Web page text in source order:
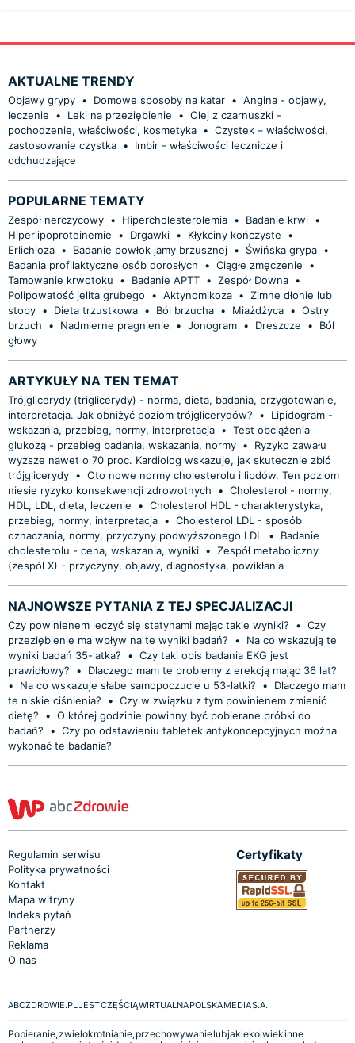
AKTUALNE TRENDY
Objawy grypy • Domowe sposoby na katar • Angina - objawy,
leczenie
• Leki na przeziębienie • Olej z czarnuszki -
pochodzenie, właściwości, kosmetyka • Czystek – właściwości,
zastosowanie czystka •
Imbir - właściwości lecznicze i
odchudzające
POPULARNE TEMATY
Zespół nerczycowy • Hipercholesterolemia • Badanie krwi •
Hiperlipoproteinemie
• Drgawki • Kłykciny kończyste
•
Erlichioza • Badanie powłok jamy brzusznej • Świńska grypa •
Badania profilaktyczne osób dorosłych
• Ciągłe zmęczenie
•
Tamowanie krwotoku
• Badanie APTT • Zespół Downa •
Polipowatość jelita grubego
• Aktynomikoza • Zimne dłonie lub
stopy • Dieta trzustkowa • Ból brzucha • Miażdżyca • Ostry
brzuch
• Nadmierne pragnienie • Jonogram • Dreszcze •
Ból
głowy
ARTYKUŁY NA TEN TEMAT
Trójglicerydy (triglicerydy) - norma, dieta, badania, przygotowanie,
interpretacja. Jak obniżyć poziom trójglicerydów?
•
Lipidogram -
wskazania, przebieg, normy, interpretacja • Test obciążenia
glukozą - przebieg badania, wskazania, normy •
Ryzyko zawału
wyższe nawet o 70 proc. Kardiolog wskazuje, jak skutecznie zbić
trójglicerydy • Oto nowe normy cholesterolu i lipdów. Ten poziom
niesie ryzyko konsekwencji zdrowotnych
• Cholesterol - normy,
HDL, LDL, dieta, leczenie
• Cholesterol HDL - charakterystyka,
przebieg, normy, interpretacja • Cholesterol LDL - sposób
oznaczania, normy, przyczyny podwyższonego LDL
•
Badanie
cholesterolu - cena, wskazania, wyniki • Zespół metaboliczny
(zespół X) - przyczyny, objawy, diagnostyka, powikłania
NAJNOWSZE PYTANIA Z TEJ SPECJALIZACJI
Czy powinienem leczyć się statynami mając takie wyniki? • Czy
przeziębienie ma wpływ na te wyniki badań?
•
Na co wskazują te
wyniki badań 35-latka?
• Czy taki opis badania EKG jest
prawidłowy?
•
Dlaczego mam te problemy z erekcją mając 36 lat?
•
Na co wskazuje słabe samopoczucie u 53-latki? •
Dlaczego mam
te niskie ciśnienia?
• Czy w związku z tym powinienem zmienić
dietę?
• O której godzinie powinny być pobierane próbki do
badań?
• Czy po odstawieniu tabletek antykoncepcyjnych można
wykonać te badania?
Regulamin serwisu
Polityka prywatności
Kontakt
Mapa witryny
Indeks pytań
Partnerzy
Reklama
O nas
Certyfikaty
ABCZDROWIE.PL JEST CZĘŚCIĄ WIRTUALNA POLSKA MEDIA S.A.
Pobieranie, zwielokrotnianie, przechowywanie lub jakiekolwiek inne